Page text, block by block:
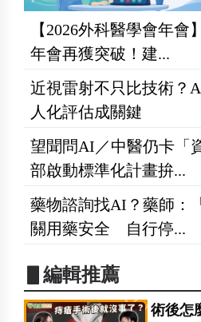
【2026外科醫學會年會
年會再獲突破！建...
近視雷射不只比技術？
人化評估成關鍵
望聞問AI／中醫仍卡
部啟動標準化計畫拚...
藥物諮詢找AI？藥師：
關用藥安全 自行停...
▋編輯推薦
術後怎